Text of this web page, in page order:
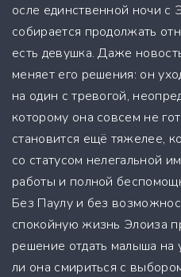
осле единственной ночи с
собирается продолжать
есть девушка. Даже
меняет его решения: он
на один с тревогой,
которому она совсем не
становится ещё тяжелее,
со статусом нелегальной
работы и полной
Без Паулу и без
спокойную жизнь Элоиза
решение отдать малыша
ли она смириться с